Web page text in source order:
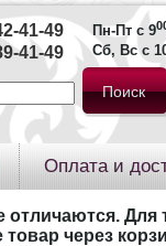
41-49
41-49
Пн-Пт с 9
Сб, Вс с
Оплата и
отличаются. Для
товар через